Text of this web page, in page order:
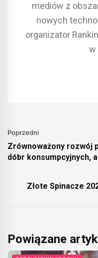
mediów z
nowych
organizator
w
Poprzedni
Zrównoważony rozwój
dóbr konsumpcyjnych,
Złote Spinacze
Powiązane